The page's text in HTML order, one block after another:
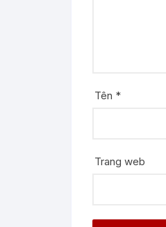
Tên *
Trang web